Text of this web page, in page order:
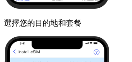
選擇您的目的地和套餐